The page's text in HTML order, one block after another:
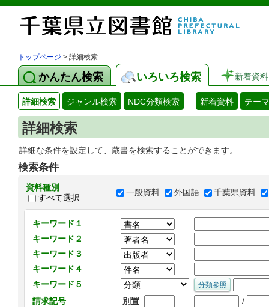
トップページ > 詳細検索
かんたん検索 いろいろ検索 新着資料
詳細検索 ジャンル検索 NDC分類検索 新着資料 テー
詳細検索
詳細な条件を設定して、蔵書を検索することができます。
検索条件
資料種別
すべて選択
一般資料 外国語 千葉県資料
キーワード１
キーワード２
キーワード３
キーワード４
キーワード５
請求記号
別置 /